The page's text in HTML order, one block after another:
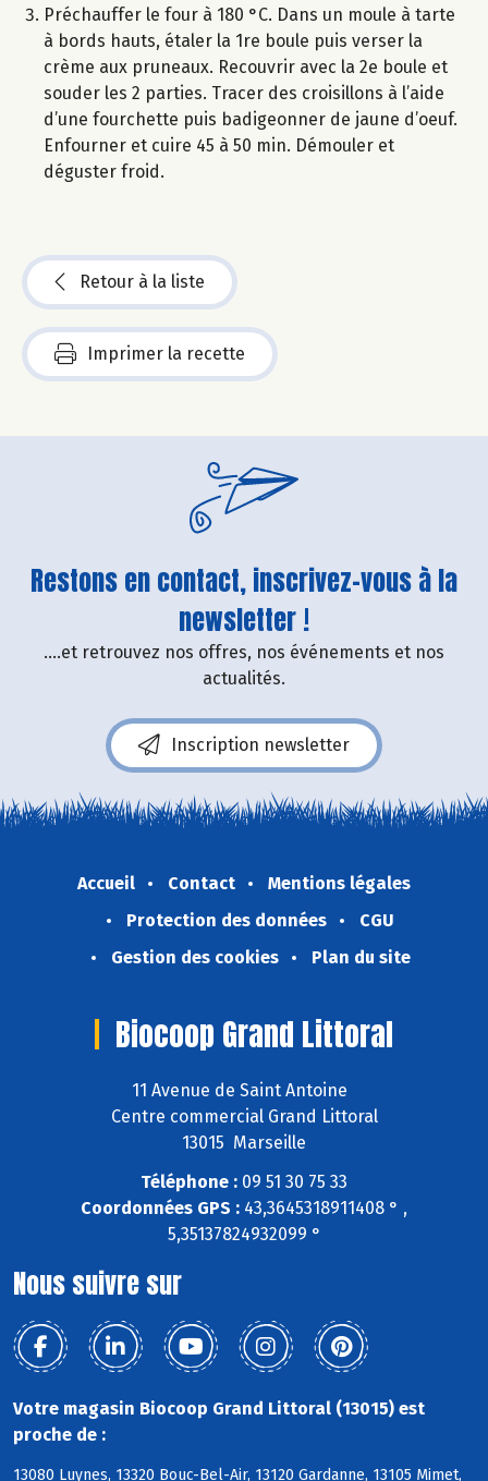
Préchauffer le four à 180 °C. Dans un moule à tarte
à bords hauts, étaler la 1re boule puis verser la
crème aux pruneaux. Recouvrir avec la 2e boule et
souder les 2 parties. Tracer des croisillons à l’aide
d’une fourchette puis badigeonner de jaune d’oeuf.
Enfourner et cuire 45 à 50 min. Démouler et
déguster froid.
Retour à la liste
Imprimer la recette
Restons en contact, inscrivez-vous à la
newsletter !
....et retrouvez nos offres, nos événements et nos
actualités.
Inscription newsletter
Accueil Contact
Mentions légales
Protection des données
CGU
Gestion des cookies
Plan du site
Biocoop Grand Littoral
11 Avenue de Saint Antoine
Centre commercial Grand Littoral
13015 Marseille
Téléphone : 09 51 30 75 33
Coordonnées GPS : 43,3645318911408 ° ,
5,35137824932099 °
Nous suivre sur
Votre magasin Biocoop Grand Littoral (13015) est
proche de :
13080 Luynes, 13320 Bouc-Bel-Air, 13120 Gardanne, 13105 Mimet,